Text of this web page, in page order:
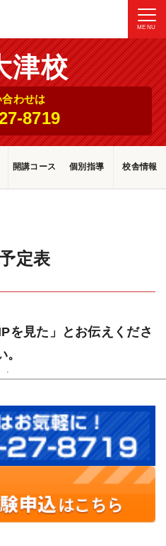
MENU
津校
合わせは
8719
開講コース 個別指導 校舎情報
定表
を見た」とお伝えくださ
。